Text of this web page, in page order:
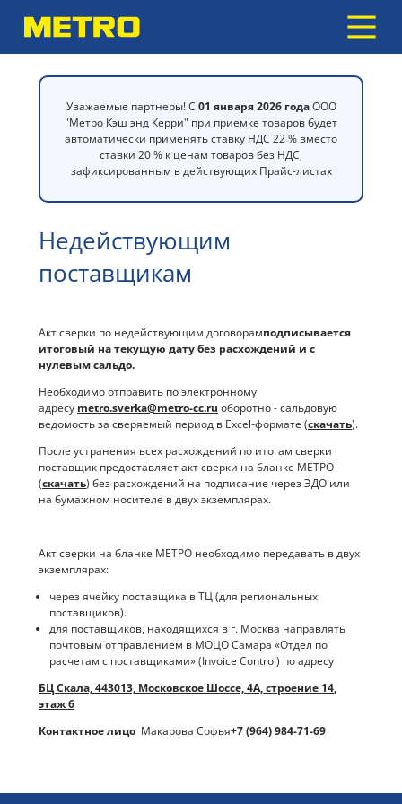
Уважаемые партнеры! С 01 января 2026 годаООО
"Метро Кэш энд Керри" при приемке товаров будет
автоматически применять ставку НДС 22 % вместо
ставки 20 % к ценам товаров без НДС,
зафиксированным в действующих Прайс-листах
Недействующим
поставщикам
Акт сверки по недействующим договорамподписывается
итоговый на текущую дату без расхождений и с
нулевым сальдо.
Необходимо отправить по электронному
адресу metro.sverka@metro-cc.ru оборотно - сальдовую
ведомость за сверяемый период в Excel-формате (скачать).
После устранения всех расхождений по итогам сверки
поставщик предоставляет акт сверки на бланке МЕТРО
(скачать) без расхождений на подписание через ЭДО или
на бумажном носителе в двух экземплярах.
Акт сверки на бланке МЕТРО необходимо передавать в двух
экземплярах:
через ячейку поставщика в ТЦ (для региональных
поставщиков).
для поставщиков, находящихся в г. Москва направлять
почтовым отправлением в МОЦО Самара «Отдел по
расчетам с поставщиками» (Invoice Control) по адресу
БЦ Скала, 443013, Московское Шоссе, 4А, строение 14,
этаж 6
Контактное лицо Макарова Софья+7 (964) 984-71-69